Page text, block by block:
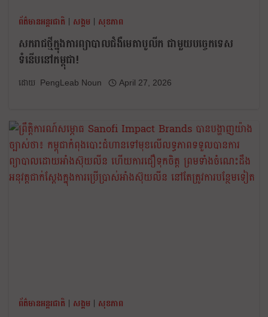
ព័ត៌មានអន្តរជាតិ | សង្គម | សុខភាព
សករាជថ្មីក្នុងការព្យាបាលជំងឺមេតាបូលីក ជាមួយបច្ចេកទេស
ទំនើបនៅកម្ពុជា!
PengLeab Noun April 27, 2026
ព័ត៌មានអន្តរជាតិ | សង្គម | សុខភាព